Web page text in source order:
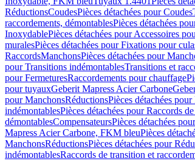
RéductionsCoudesPièces détachées pour Coudes
raccordements, démontablesPièces détachées
InoxydablePièces détachées pour Accessoires
muralesPièces détachées pour Fixations pour
RaccordsManchonsPièces détachées pour
pour Transitions indémontablesTransitions et
pour FermeturesRaccordements pour chauffage
pour tuyauxGeberit Mapress Acier Carbone
pour ManchonsRéductionsPièces détachées
indémontablesPièces détachées pour Raccords
démontablesCompensateursPièces détachées
Mapress Acier Carbone, FKM bleuPièces
ManchonsRéductionsPièces détachées pour
indémontablesRaccords de transition et